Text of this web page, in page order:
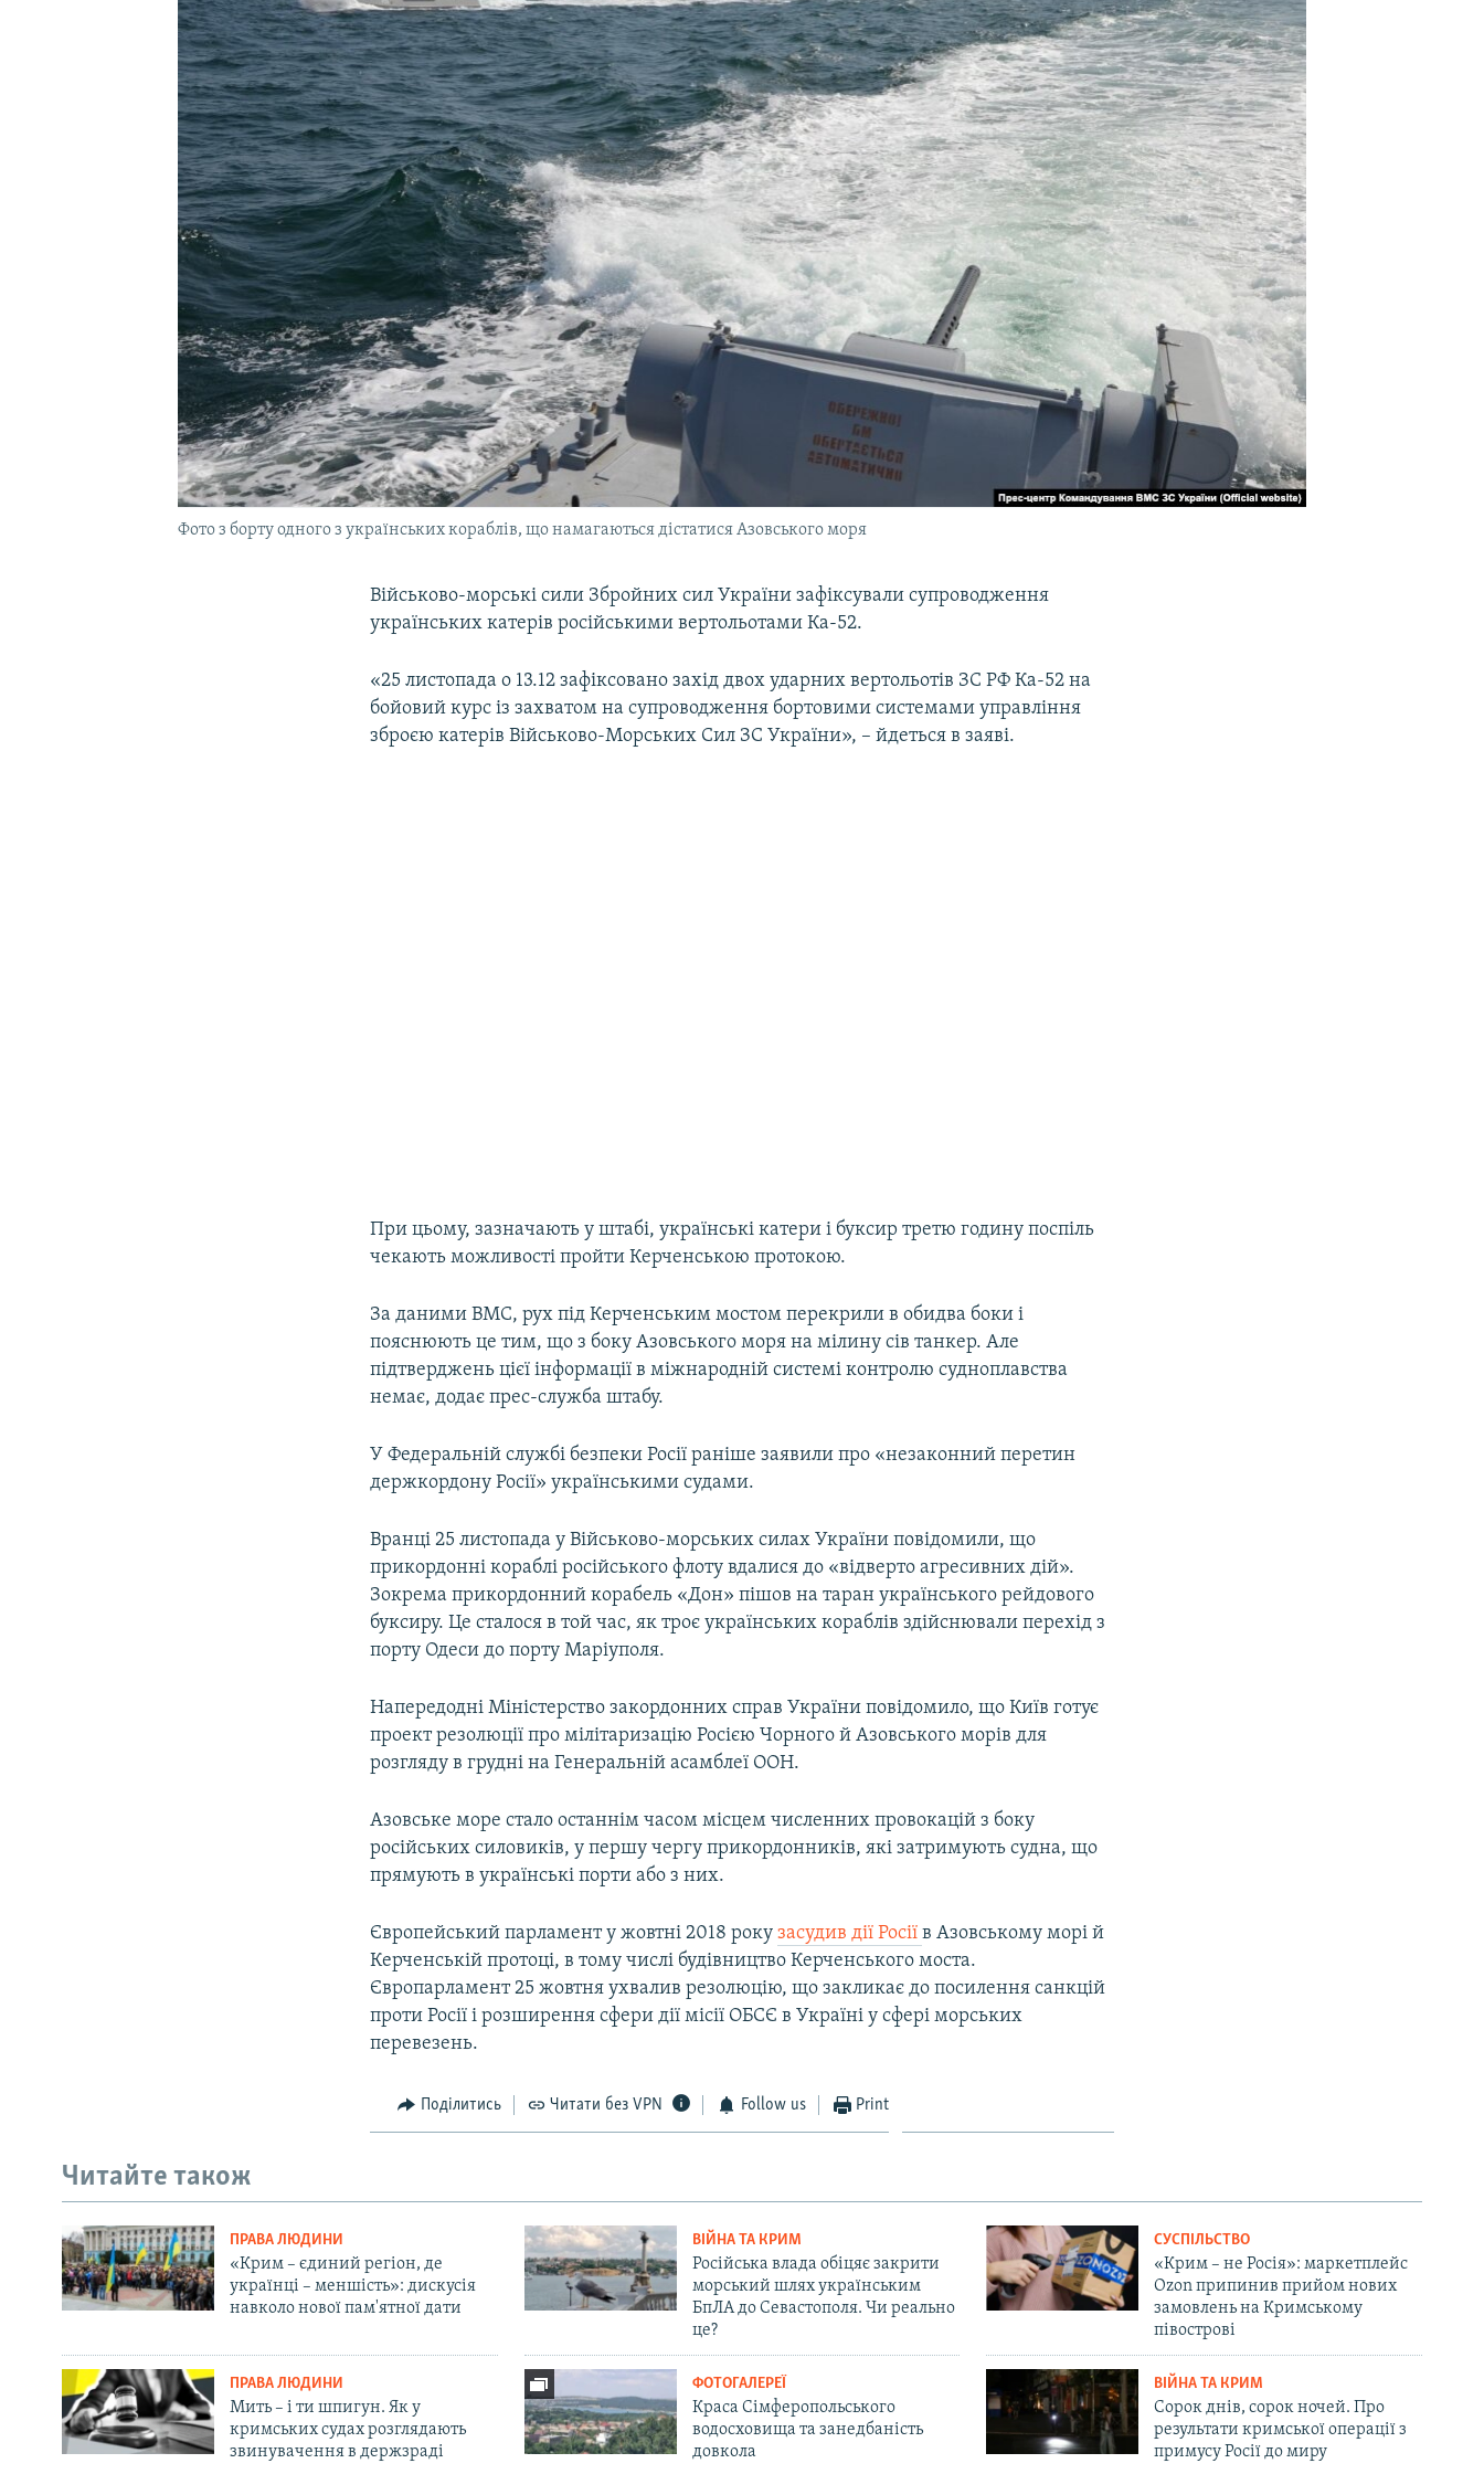
УКРАЇНСЬКА ПРОБЛЕМА КРИМУ
Фото з борту одного з українських кораблів, що намагаються дістатися Азовського моря
Військово-морські сили Збройних сил України зафіксували супроводження
українських катерів російськими вертольотами Ка-52.
«25 листопада о 13.12 зафіксовано захід двох ударних вертольотів ЗС РФ Ка-52 на
бойовий курс із захватом на супроводження бортовими системами управління
зброєю катерів Військово-Морських Сил ЗС України», – йдеться в заяві.
При цьому, зазначають у штабі, українські катери і буксир третю годину поспіль
чекають можливості пройти Керченською протокою.
За даними ВМС, рух під Керченським мостом перекрили в обидва боки і
пояснюють це тим, що з боку Азовського моря на мілину сів танкер. Але
підтверджень цієї інформації в міжнародній системі контролю судноплавства
немає, додає прес-служба штабу.
У Федеральній службі безпеки Росії раніше заявили про «незаконний перетин
держкордону Росії» українськими судами.
Вранці 25 листопада у Військово-морських силах України повідомили, що
прикордонні кораблі російського флоту вдалися до «відверто агресивних дій».
Зокрема прикордонний корабель «Дон» пішов на таран українського рейдового
буксиру. Це сталося в той час, як троє українських кораблів здійснювали перехід з
порту Одеси до порту Маріуполя.
Напередодні Міністерство закордонних справ України повідомило, що Київ готує
проект резолюції про мілітаризацію Росією Чорного й Азовського морів для
розгляду в грудні на Генеральній асамблеї ООН.
Азовське море стало останнім часом місцем численних провокацій з боку
російських силовиків, у першу чергу прикордонників, які затримують судна, що
прямують в українські порти або з них.​
Європейський парламент у жовтні 2018 рокузасудив дії Росіїв Азовському морі й
Керченській протоці, в тому числі будівництво Керченського моста.
Європарламент 25 жовтня ухвалив резолюцію, що закликає до посилення санкцій
проти Росії і розширення сфери дії місії ОБСЄ в Україні у сфері морських
перевезень.
Поділитись Читати без VPN Follow us Print
Читайте також
ПРАВА ЛЮДИНИ
«Крим – єдиний регіон, де
українці – меншість»: дискусія
навколо нової пам'ятної дати
ВІЙНА ТА КРИМ
Російська влада обіцяє закрити
морський шлях українським
БпЛА до Севастополя. Чи реально
це?
СУСПІЛЬСТВО
«Крим – не Росія»: маркетплейс
Ozon припинив прийом нових
замовлень на Кримському
півострові
ПРАВА ЛЮДИНИ
Мить – і ти шпигун. Як у
кримських судах розглядають
звинувачення в держзраді
ФОТОГАЛЕРЕЇ
Краса Сімферопольського
водосховища та занедбаність
довкола
ВІЙНА ТА КРИМ
Сорок днів, сорок ночей. Про
результати кримської операції з
примусу Росії до миру